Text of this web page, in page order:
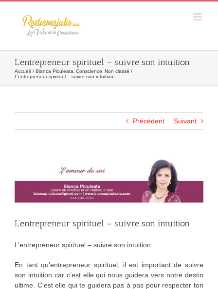
Skip
L’entrepreneur spirituel – suivre son intuition
Accueil Bianca Piculeata Conscience Non classé
L’entrepreneur spirituel – suivre son intuition
Précédent Suivant
L’entrepreneur spirituel – suivre son intuition
L’entrepreneur spirituel – suivre son intuition
En tant qu’entrepreneur spirituel, il est important de suivre
son intuition car c’est elle qui nous guidera vers notre destin
ultime. C’est elle qui te guidera pas à pas pour respecter ton